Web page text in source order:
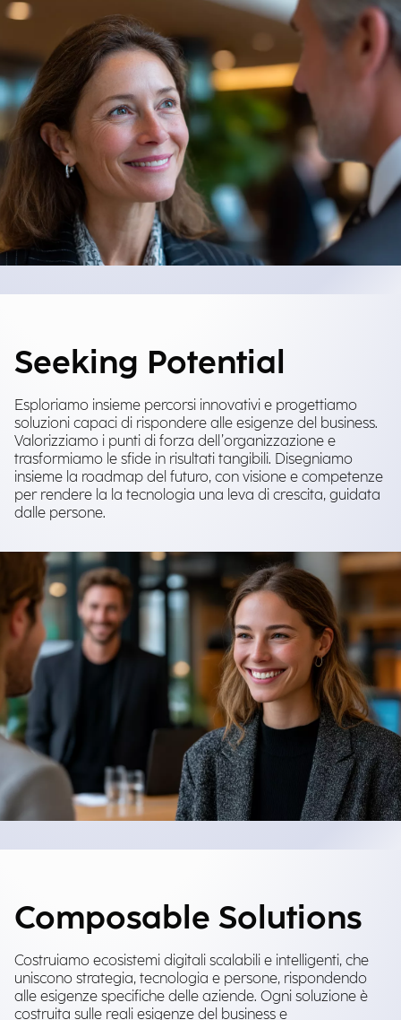
Seeking Potential
Esploriamo insieme percorsi innovativi e progettiamo
soluzioni capaci di rispondere alle esigenze del business.
Valorizziamo i punti di forza dell’organizzazione e
trasformiamo le sfide in risultati tangibili. Disegniamo
insieme la roadmap del futuro, con visione e competenze
per rendere la la tecnologia una leva di crescita, guidata
dalle persone.
Composable Solutions
Costruiamo ecosistemi digitali scalabili e intelligenti, che
uniscono strategia, tecnologia e persone, rispondendo
alle esigenze specifiche delle aziende. Ogni soluzione è
costruita sulle reali esigenze del business e